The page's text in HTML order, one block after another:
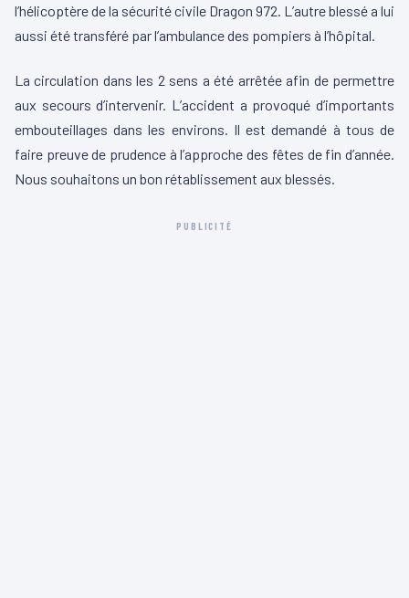
l’hélicoptère de la sécurité civile Dragon 972. L’autre blessé a lui
aussi été transféré par l’ambulance des pompiers à l’hôpital.
La circulation dans les 2 sens a été arrêtée afin de permettre
aux secours d’intervenir. L’accident a provoqué d’importants
embouteillages dans les environs. Il est demandé à tous de
faire preuve de prudence à l’approche des fêtes de fin d’année.
Nous souhaitons un bon rétablissement aux blessés.
PUBLICITÉ